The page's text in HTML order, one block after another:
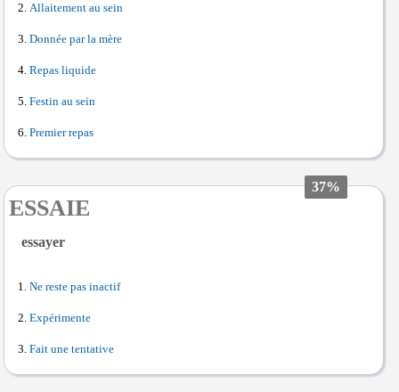
Allaitement au sein
Donnée par la mère
Repas liquide
Festin au sein
Premier repas
37%
ESSAIE
essayer
Ne reste pas inactif
Expérimente
Fait une tentative